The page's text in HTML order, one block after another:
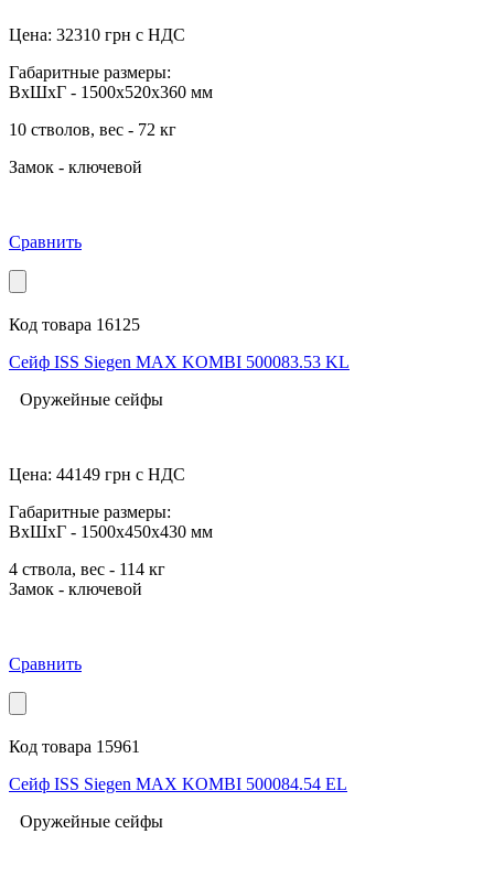
Цена: 32310 грн с НДС
Габаритные размеры:
ВхШхГ - 1500x520x360 мм
10 стволов, вес - 72 кг
Замок - ключевой
Сравнить
Код товара 16125
Сейф ISS Siegen MAX KOMBI 500083.53 KL
Оружейные сейфы
Цена: 44149 грн с НДС
Габаритные размеры:
ВхШхГ - 1500x450x430 мм
4 ствола, вес - 114 кг
Замок - ключевой
Сравнить
Код товара 15961
Сейф ISS Siegen MAX KOMBI 500084.54 EL
Оружейные сейфы